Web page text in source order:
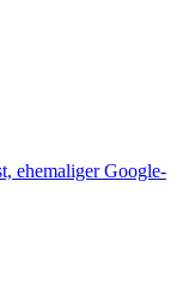
ehemaliger Google-